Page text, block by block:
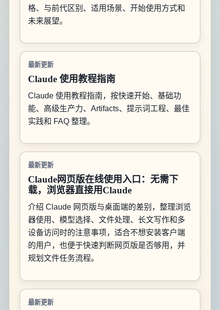
格、与前代区别、适用场景、开始使用方式和
未来展望。
最新更新
Claude 使用教程指南
Claude 使用教程指南，按快速开始、基础功
能、高级生产力、Artifacts、提示词工程、最佳
实践和 FAQ 整理。
最新更新
Claude网页版在线使用入口：无需下
载，浏览器直接用Claude
介绍 Claude 网页版与桌面端的差别，整理浏览
器使用、模型选择、文件处理、长文写作和多
设备访问时的注意事项，适合不想安装客户端
的用户，也便于快速判断网页版是否够用，并
规划文件任务流程。
最新更新